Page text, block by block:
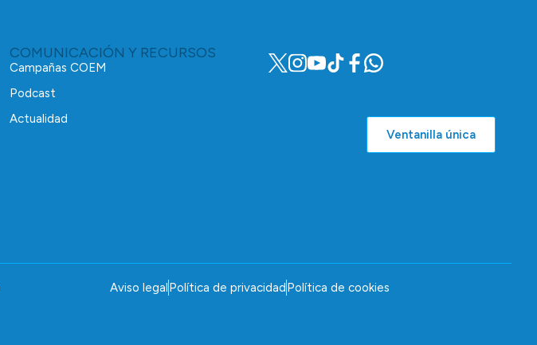
COMUNICACIÓN Y RECURSOS
Campañas COEM
Podcast
Actualidad
Ventanilla única
Aviso legal Política de privacidad Política de cookies